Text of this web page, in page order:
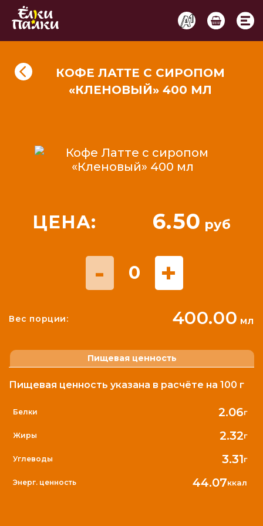
КОФЕ ЛАТТЕ С СИРОПОМ
«КЛЕНОВЫЙ» 400 МЛ
ЦЕНА: 6.50 руб
- 0 +
Вес порции: 400.00 мл
Пищевая ценность
Пищевая ценность указана в расчёте на 100 г
Белки 2.06г
Жиры 2.32г
Углеводы 3.31г
Энерг. ценность 44.07ккал